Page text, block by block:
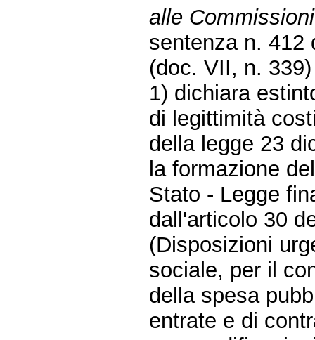
alle
sentenza n. 412
(doc. VII, n.
1) dichiara
di legittimità
della legge 23
la formazione
Stato - Legge
dall'articolo 30
(Disposizioni
sociale, per il
della spesa
entrate e di